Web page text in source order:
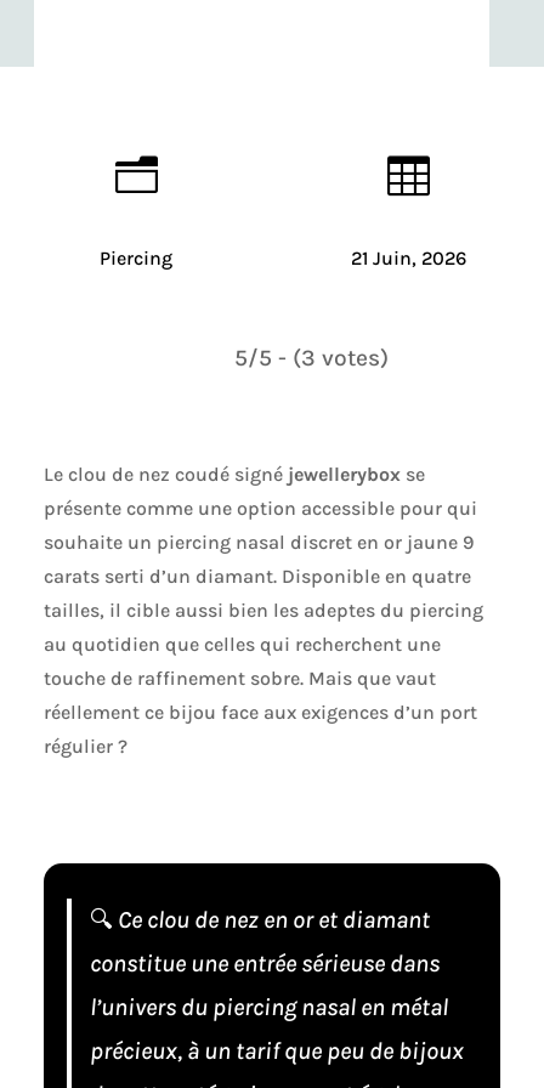
n
Piercing

21 Juin, 2026
5/5 - (3 votes)
Le clou de nez coudé signé jewelleryboxse
présente comme une option accessible pour qui
souhaite un piercing nasal discret en or jaune 9
carats serti d’un diamant. Disponible en quatre
tailles, il cible aussi bien les adeptes du piercing
au quotidien que celles qui recherchent une
touche de raffinement sobre. Mais que vaut
réellement ce bijou face aux exigences d’un port
régulier ?
🔍 Ce clou de nez en or et diamant
constitue une entrée sérieuse dans
l’univers du piercing nasal en métal
précieux, à un tarif que peu de bijoux